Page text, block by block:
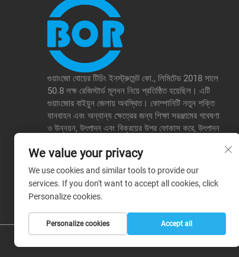
গুয়াংজো বোয়ের টিচিং ইনস্ট্রুমেন্ট কো., লিমিটেড 2018 সালে
50.8 লক্ষ রেজিস্টার্ড মূলধন নিয়ে প্রতিষ্ঠিত হয়েছিল। এটি
গুয়াংজোর বাইয়ুন জেলায় অবস্থিত। কোম্পানিটি নতুন শক্তি
যানবাহন এবং অন্যান্য ক্ষেত্রের জন্য শিক্ষা সরঞ্জামের গবেষণা
ও উন্নয়ন, উৎপাদন এবং বিক্রয়ের উপর ফোকাস করে, উৎপাদন
প্রতিষ্ঠান ইত্যাদির সেবা প্রদান করে, ফলে এটি তার নিচের
ক্ষেত্রগুলিতে একটি পার্থক্যমূলক সুবিধা গঠন করে।
We value your privacy
We use cookies and similar tools to provide our
services. If you don't want to accept all cookies, click
Personalize cookies.
Personalize cookies Accept all